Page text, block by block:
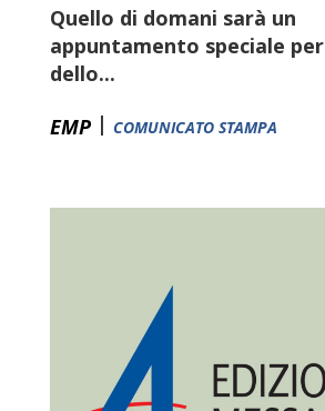
Quello di domani sarà un
appuntamento speciale per
dello...
EMP | COMUNICATO STAMPA